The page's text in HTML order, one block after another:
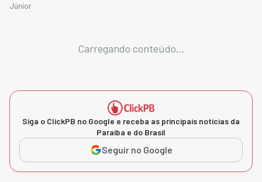
Júnior
Carregando conteúdo...
Siga o ClickPB no Google e receba as principais notícias da
Paraíba e do Brasil
Seguir no Google